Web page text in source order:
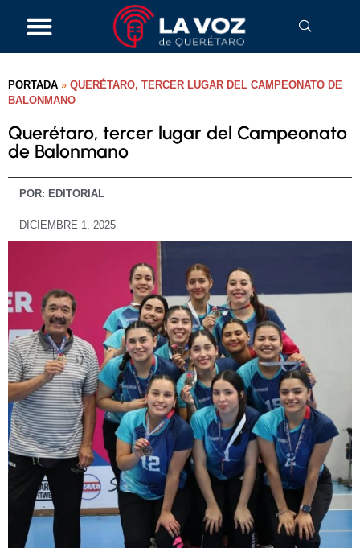
PORTADA » QUERÉTARO, TERCER LUGAR DEL CAMPEONATO DE
BALONMANO
Querétaro, tercer lugar del Campeonato
de Balonmano
POR: EDITORIAL
DICIEMBRE 1, 2025